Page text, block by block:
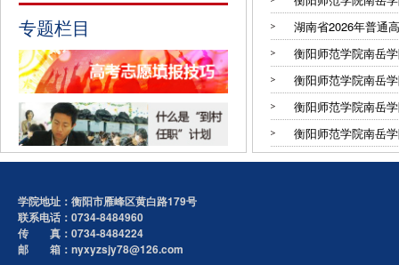
专题栏目
湖南省2026年普通
衡阳师范学院南岳
衡阳师范学院南岳
衡阳师范学院南岳
衡阳师范学院南岳
学院地址：衡阳市雁峰区黄白路179号
联系电话：0734-8484960
传 真：0734-8484224
邮 箱：nyxyzsjy78@126.com